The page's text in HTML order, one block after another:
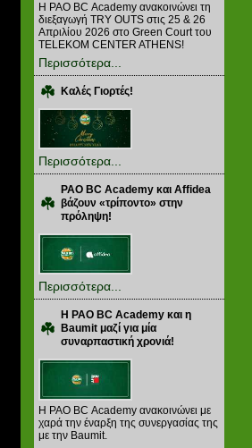
H PAO BC Academy ανακοινώνει τη
διεξαγωγή TRY OUTS στις 25 & 26
Απριλίου 2026 στο Green Court του
TELEKOM CENTER ATHENS!
Περισσότερα...
Καλές Γιορτές!
Περισσότερα...
PAO BC Academy και Affidea
βάζουν «τρίποντο» στην
πρόληψη!
Περισσότερα...
Η PAO BC Academy και η
Baumit μαζί για μία
συναρπαστική χρονιά!
Η PAO BC Academy ανακοινώνει με
χαρά την έναρξη της συνεργασίας της
με την Baumit.